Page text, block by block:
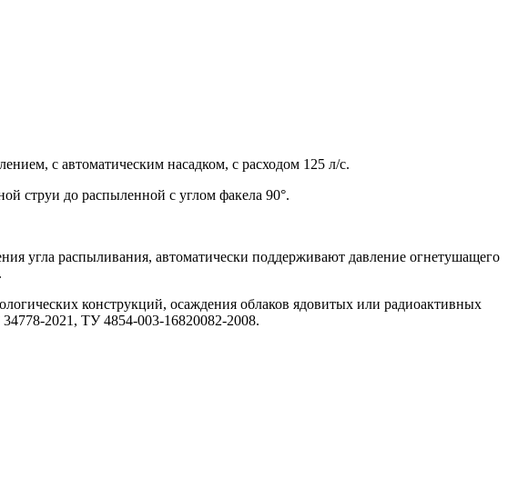
с автоматическим насадком, с расходом 125 л/с.
струи до распыленной с углом факела 90°.
угла распыливания, автоматически поддерживают давление огнетушащего
конструкций, осаждения облаков ядовитых или радиоактивных
2021, ТУ 4854-003-16820082-2008.